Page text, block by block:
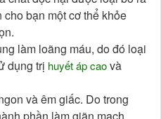
bạn một cơ thể khỏe
làm loãng máu, do đó loại
dụng trị huyết áp caovà
và êm giấc. Do trong
phần làm giãn mạch